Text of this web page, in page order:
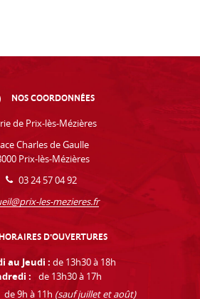
NOS COORDONNÉES
de Prix-lès-Mézières
Charles de Gaulle
Prix-lès-Mézières
03 24 57 04 92
les-mezieres.fr
HORAIRES D'OUVERTURES
au Jeudi : de 13h30 à 18h
:
de 13h30 à 17h
de 9h à 11h (sauf juillet et août)